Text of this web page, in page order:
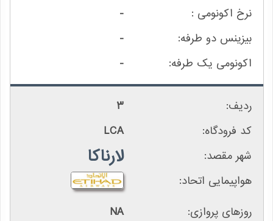
-
-
-
3
LCA
لارناکا
NA